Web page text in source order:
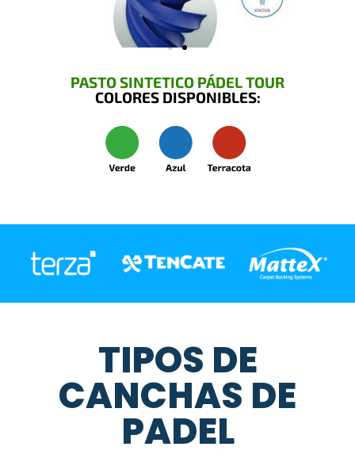
PASTO SINTETICO PÁDEL TOUR
COLORES DISPONIBLES:
TIPOS DE
CANCHAS DE
PADEL